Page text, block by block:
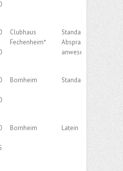
Clubhaus
Fechenheim*
Standard / Latein nach
Absprache der
anwesenden Paare
Bornheim Standard
Bornheim Latein